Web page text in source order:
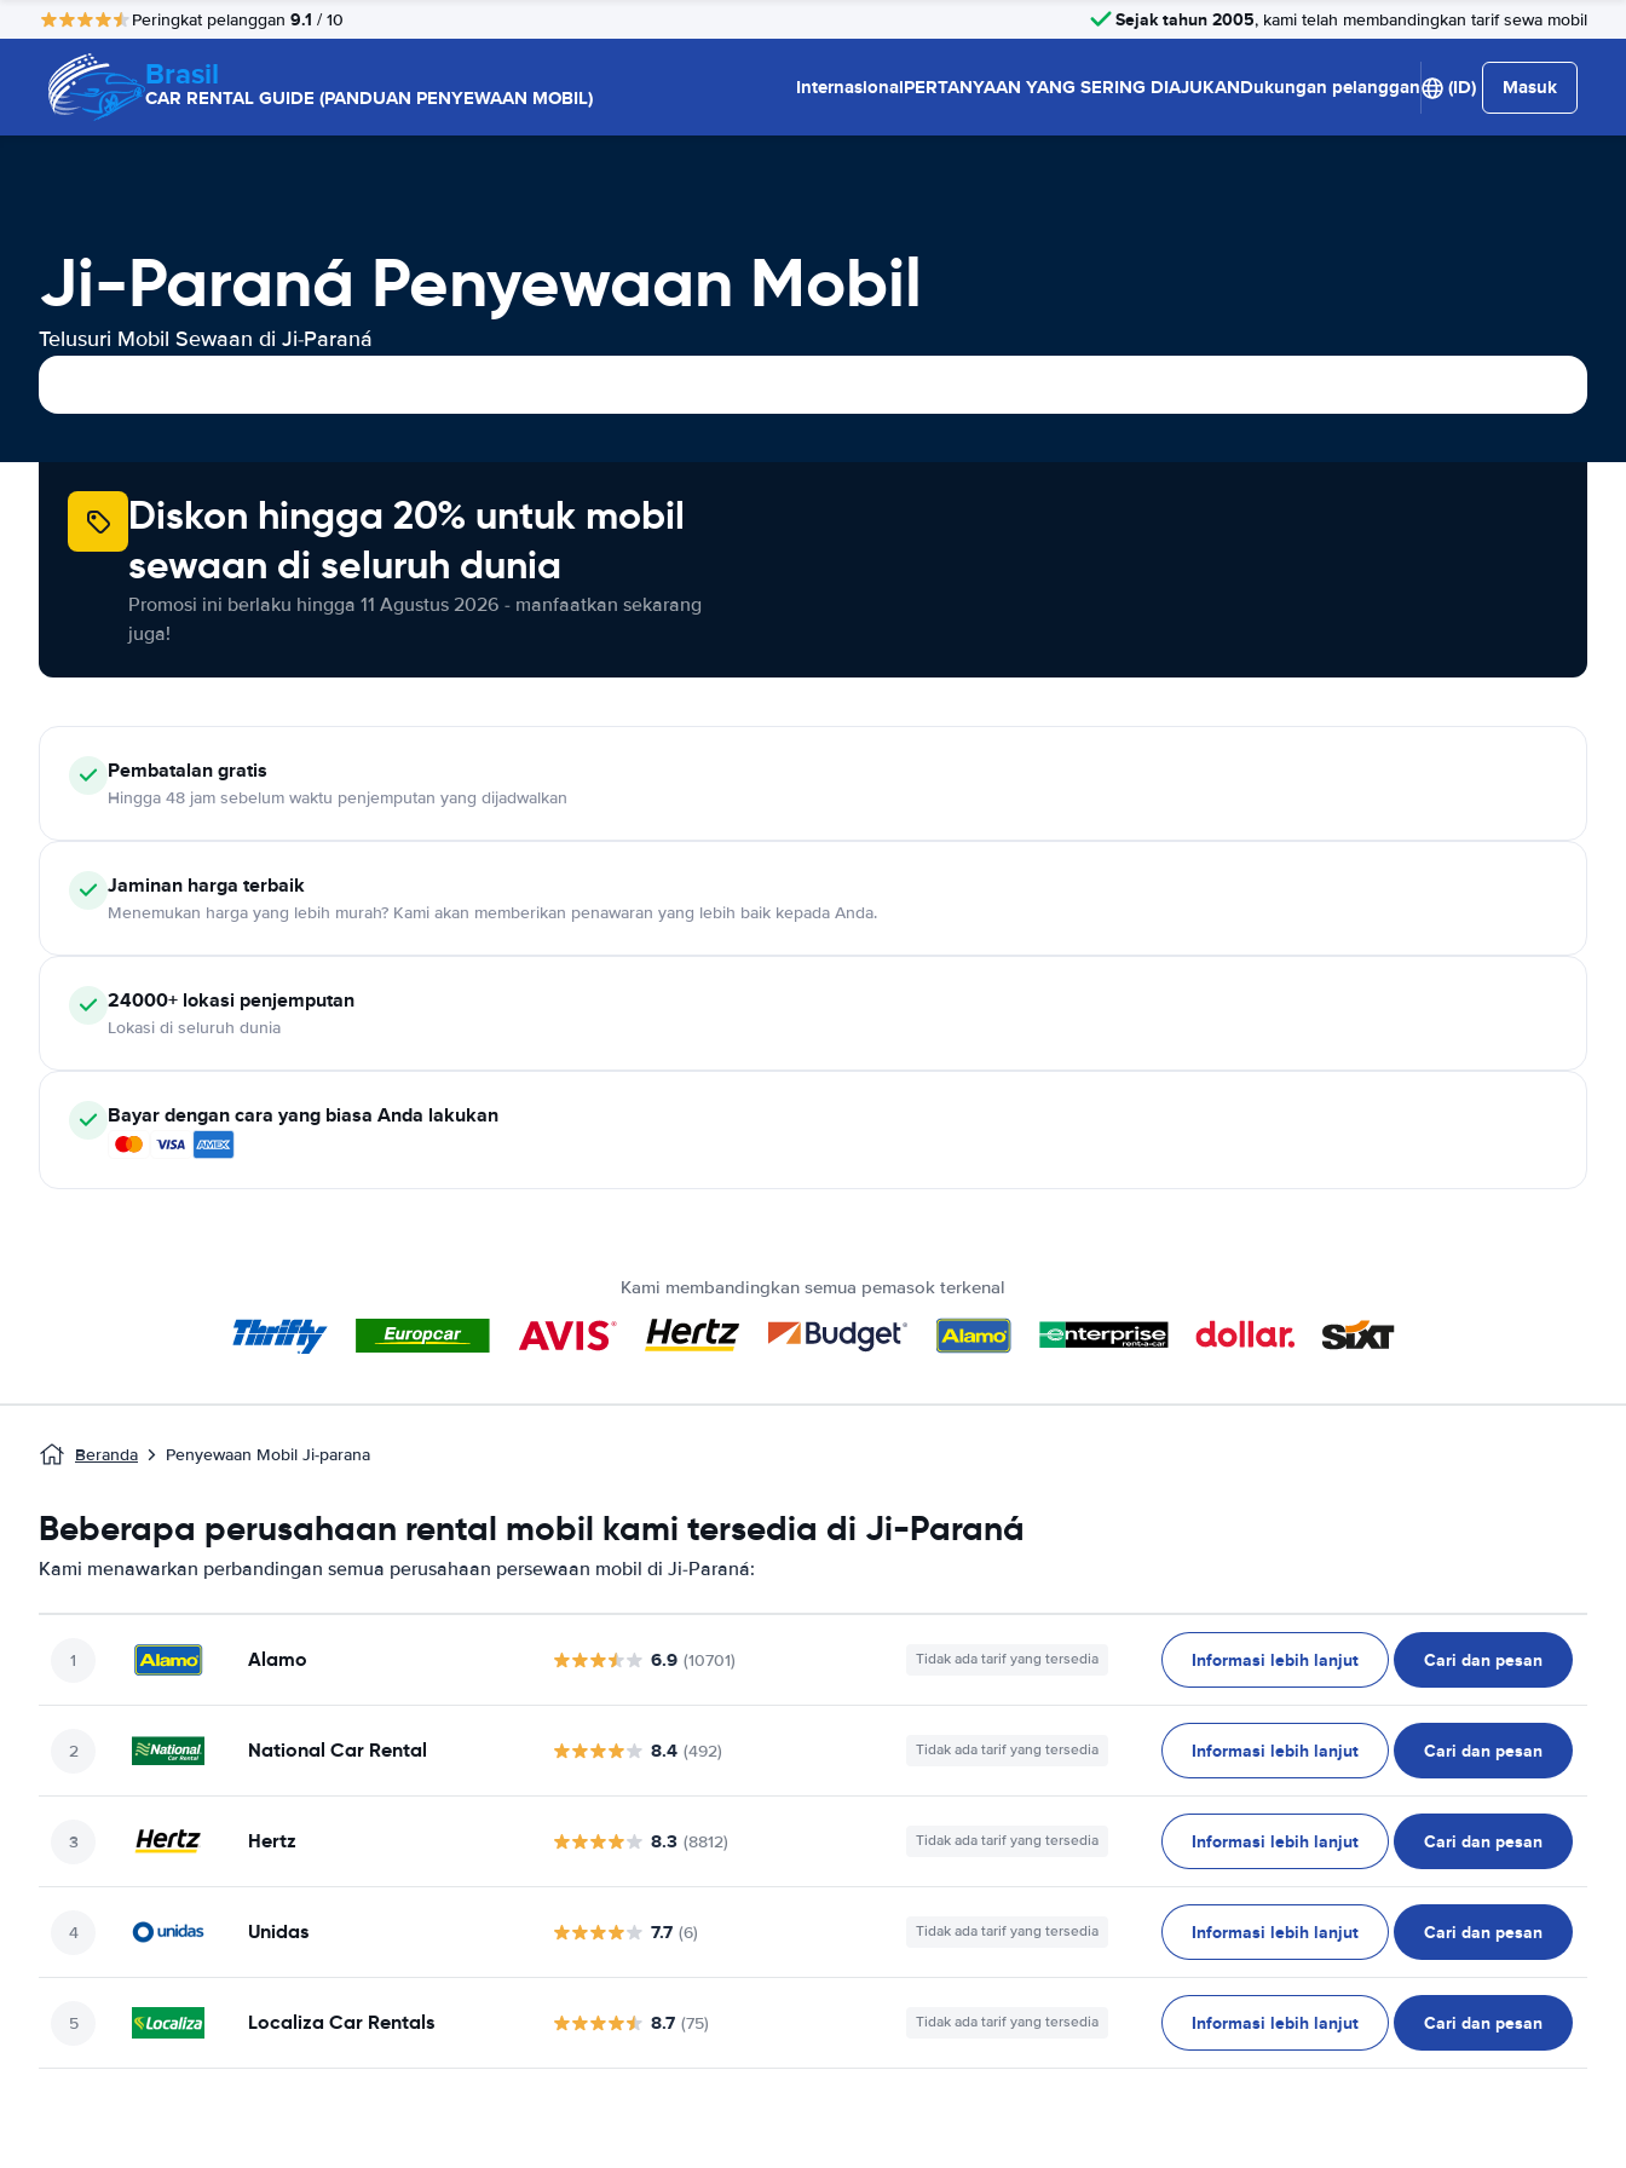
Peringkat pelanggan 9.1 / 10 Sejak tahun 2005, kami telah membandingkan tarif sewa mobil
Brasil
CAR RENTAL GUIDE (PANDUAN PENYEWAAN MOBIL) InternasionalPERTANYAAN YANG SERING DIAJUKANDukungan pelanggan (ID) Masuk
Ji-Paraná Penyewaan Mobil
Telusuri Mobil Sewaan di Ji-Paraná
Diskon hingga 20% untuk mobil
sewaan di seluruh dunia
Promosi ini berlaku hingga 11 Agustus 2026 - manfaatkan sekarang
juga!
Pembatalan gratis
Hingga 48 jam sebelum waktu penjemputan yang dijadwalkan
Jaminan harga terbaik
Menemukan harga yang lebih murah? Kami akan memberikan penawaran yang lebih baik kepada Anda.
24000+ lokasi penjemputan
Lokasi di seluruh dunia
Bayar dengan cara yang biasa Anda lakukan
Kami membandingkan semua pemasok terkenal
Beranda Penyewaan Mobil Ji-parana
Beberapa perusahaan rental mobil kami tersedia di Ji-Paraná
Kami menawarkan perbandingan semua perusahaan persewaan mobil di Ji-Paraná:
Alamo 6.9 (10701) Tidak ada tarif yang tersedia Informasi lebih lanjut Cari dan pesan
National Car Rental 8.4 (492) Tidak ada tarif yang tersedia Informasi lebih lanjut Cari dan pesan
Hertz 8.3 (8812) Tidak ada tarif yang tersedia Informasi lebih lanjut Cari dan pesan
Unidas 7.7 (6) Tidak ada tarif yang tersedia Informasi lebih lanjut Cari dan pesan
Localiza Car Rentals 8.7 (75) Tidak ada tarif yang tersedia Informasi lebih lanjut Cari dan pesan